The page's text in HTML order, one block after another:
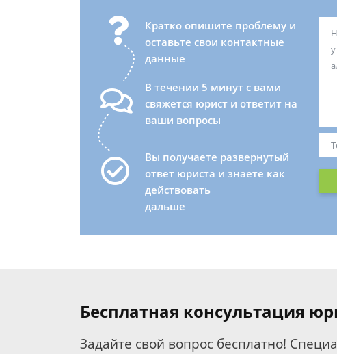
Кратко опишите проблему и
оставьте свои контактные
данные
В течении 5 минут с вами
свяжется юрист и ответит на
ваши вопросы
Вы получаете развернутый
ответ юриста и знаете как
действовать
дальше
Бесплатная консультация
Задайте свой вопрос бесплатно!